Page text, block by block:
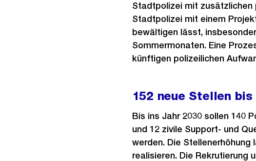
Stadtpolizei mit zusätzlichen
Stadtpolizei mit einem
bewältigen lässt,
Sommermonaten. Eine
künftigen polizeilichen
152 neue Stellen bis
Bis ins Jahr 2030 sollen 140
und 12 zivile Support- und
werden. Die
realisieren. Die Rekrutierung